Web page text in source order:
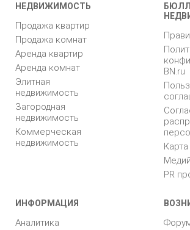
НЕДВИЖИМОСТЬ
Продажа квартир
Продажа комнат
Аренда квартир
Аренда комнат
Элитная
недвижимость
Загородная
недвижимость
Коммерческая
недвижимость
BN.ru
PR
ИНФОРМАЦИЯ
Аналитика